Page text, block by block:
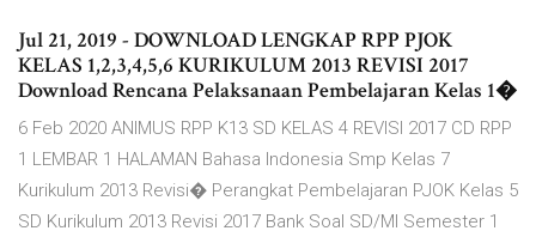
Jul 21, 2019 - DOWNLOAD LENGKAP RPP PJOK
KELAS 1,2,3,4,5,6 KURIKULUM 2013 REVISI 2017
Download Rencana Pelaksanaan Pembelajaran Kelas 1�
6 Feb 2020 ANIMUS RPP K13 SD KELAS 4 REVISI 2017 CD RPP
1 LEMBAR 1 HALAMAN Bahasa Indonesia Smp Kelas 7
Kurikulum 2013 Revisi� Perangkat Pembelajaran PJOK Kelas 5
SD Kurikulum 2013 Revisi 2017 Bank Soal SD/MI Semester 1